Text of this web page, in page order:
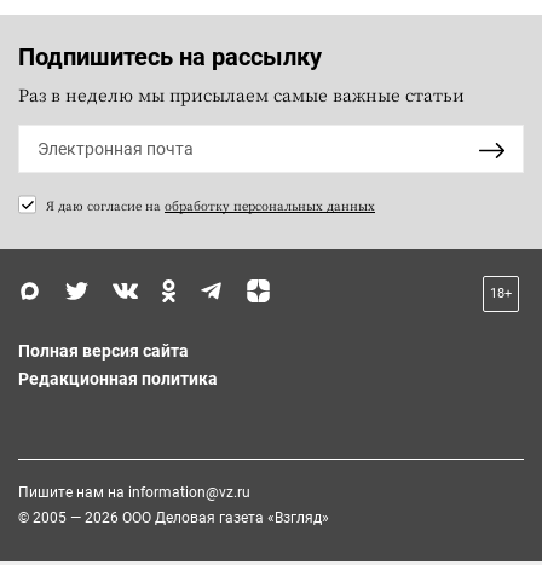
Подпишитесь на рассылку
Раз в неделю мы присылаем самые важные статьи
Я даю согласие на обработку персональных данных
18+
Полная версия сайта
Редакционная политика
Пишите нам на information@vz.ru
© 2005 — 2026 ООО Деловая газета «Взгляд»